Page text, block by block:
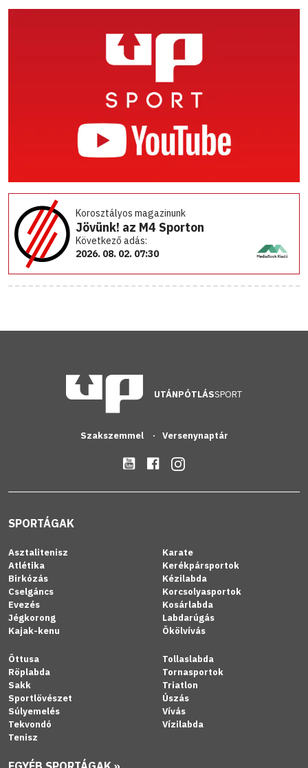
Korosztályos magazinunk
Jövünk! az M4 Sporton
Következő adás:
2026. 08. 02. 07:30
UTÁNPÓTLÁSSPORT
Szakszemmel Versenynaptár
SPORTÁGAK
Asztalitenisz
Atlétika
Birkózás
Cselgáncs
Evezés
Jégkorong
Kajak-kenu
Karate
Kerékpársportok
Kézilabda
Korcsolyasportok
Kosárlabda
Labdarúgás
Ökölvívás
Öttusa
Röplabda
Sakk
Sportlövészet
Súlyemelés
Tekvondó
Tenisz
Tollaslabda
Tornasportok
Triatlon
Úszás
Vívás
Vízilabda